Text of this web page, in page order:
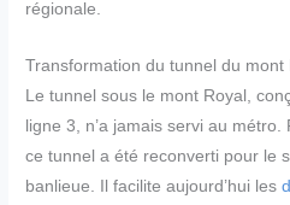
régionale.
Transformation du tunnel du mont
Le tunnel sous le mont Royal,
ligne 3, n’a jamais servi au métro.
ce tunnel a été reconverti pour le
banlieue. Il facilite aujourd’hui les